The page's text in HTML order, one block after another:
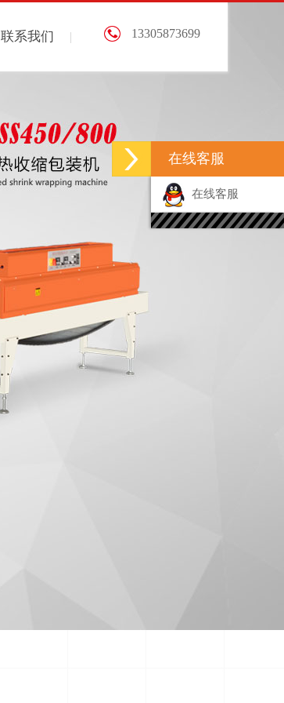
联系我们 13305873699
在线客服
在线客服